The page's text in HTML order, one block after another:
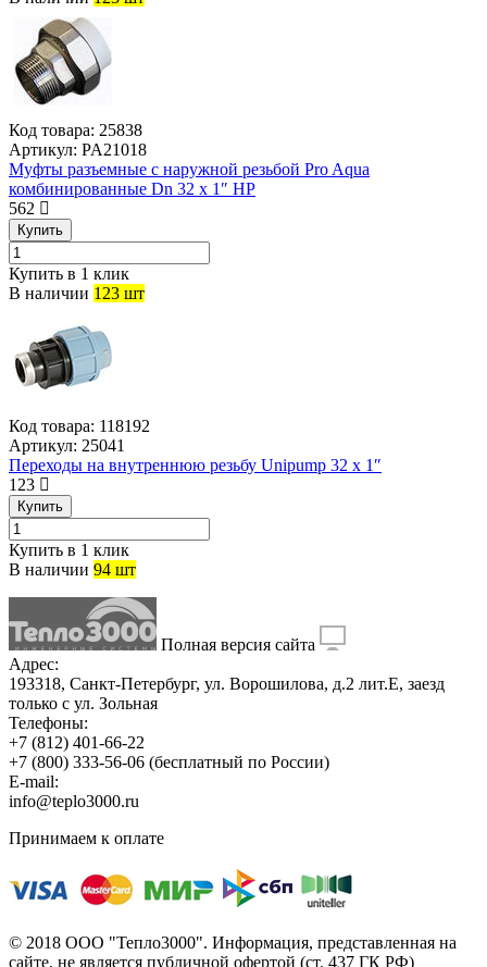
Код товара: 25838
Артикул: PA21018
Муфты разъемные с наружной резьбой Pro Aqua
комбинированные Dn 32 х 1″ НР
562
Купить
Купить в 1 клик
В наличии 123 шт
Код товара: 118192
Артикул: 25041
Переходы на внутреннюю резьбу Unipump 32 x 1″
123
Купить
Купить в 1 клик
В наличии 94 шт
Полная версия сайта
Адрес:
193318, Санкт-Петербург, ул. Ворошилова, д.2 лит.Е, заезд
только с ул. Зольная
Телефоны:
+7 (812) 401-66-22
+7 (800) 333-56-06 (бесплатный по России)
E-mail:
info@teplo3000.ru
Принимаем к оплате
© 2018 ООО "Тепло3000". Информация, представленная на
сайте, не является публичной офертой (ст. 437 ГК РФ)